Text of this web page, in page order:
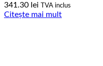
341.30 lei TVA inclus
Citește mai mult